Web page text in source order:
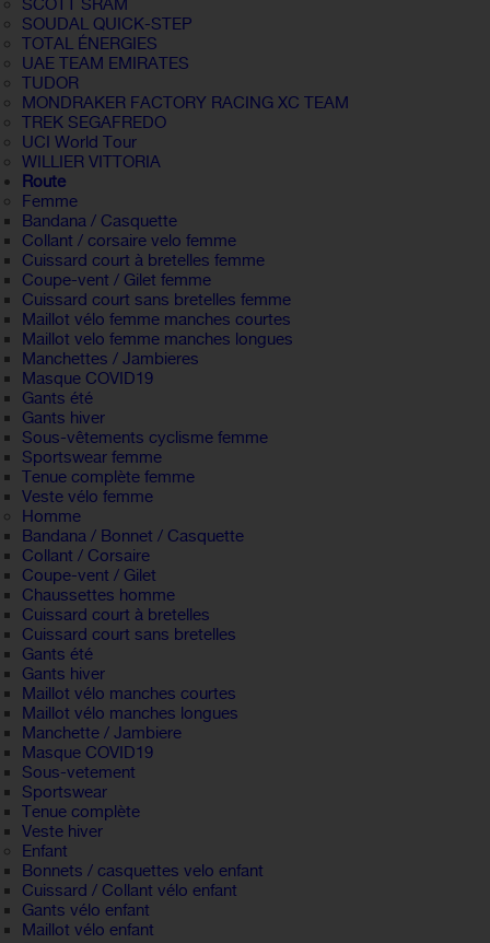
SCOTT SRAM
SOUDAL QUICK-STEP
TOTAL ÉNERGIES
UAE TEAM EMIRATES
TUDOR
MONDRAKER FACTORY RACING XC TEAM
TREK SEGAFREDO
UCI World Tour
WILLIER VITTORIA
Route
Femme
Bandana / Casquette
Collant / corsaire velo femme
Cuissard court à bretelles femme
Coupe-vent / Gilet femme
Cuissard court sans bretelles femme
Maillot vélo femme manches courtes
Maillot velo femme manches longues
Manchettes / Jambieres
Masque COVID19
Gants été
Gants hiver
Sous-vêtements cyclisme femme
Sportswear femme
Tenue complète femme
Veste vélo femme
Homme
Bandana / Bonnet / Casquette
Collant / Corsaire
Coupe-vent / Gilet
Chaussettes homme
Cuissard court à bretelles
Cuissard court sans bretelles
Gants été
Gants hiver
Maillot vélo manches courtes
Maillot vélo manches longues
Manchette / Jambiere
Masque COVID19
Sous-vetement
Sportswear
Tenue complète
Veste hiver
Enfant
Bonnets / casquettes velo enfant
Cuissard / Collant vélo enfant
Gants vélo enfant
Maillot vélo enfant